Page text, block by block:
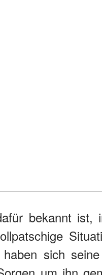
bekannt ist,
haben sich